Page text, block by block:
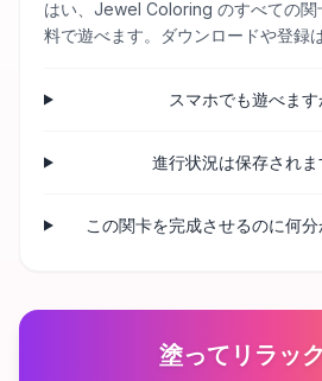
はい、Jewel Coloring のすべての関
料で遊べます。ダウンロードや登録
スマホでも遊べます
進行状況は保存されま
この関卡を完成させるのに何
塗ってリラック